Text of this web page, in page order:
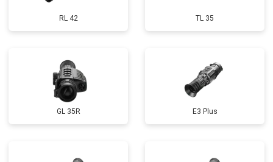
RL 42 TL 35
GL 35R E3 Plus